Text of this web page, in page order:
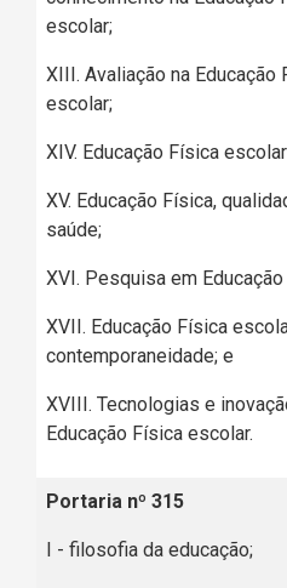
escolar;
XIII. Avaliação na Educação
escolar;
XIV. Educação Física
XV. Educação Física,
saúde;
XVI. Pesquisa em
XVII. Educação Física
contemporaneidade; e
XVIII. Tecnologias e
Educação Física escolar.
Portaria nº 315
I - filosofia da educação;